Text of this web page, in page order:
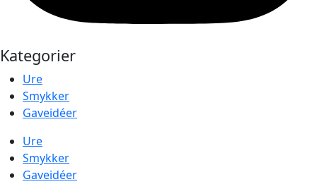
Kategorier
Ure
Smykker
Gaveidéer
Ure
Smykker
Gaveidéer